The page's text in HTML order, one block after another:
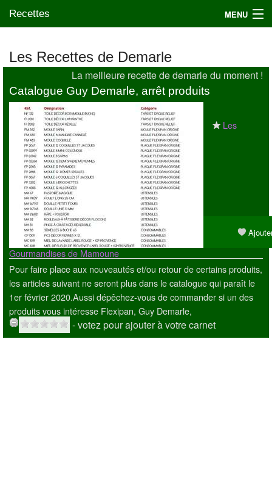
Recettes MENU
Mes blogs préférés
Les Recettes de Demarle
La meilleure recette de demarle du moment !
Catalogue Guy Demarle, arrêt produits
Les
Gourmandises de Mamoune
Pour faire place aux nouveautés et/ou retour de certains produits,
les articles suivant ne seront plus dans le catalogue qui paraît le
1er février 2020.Aussi dépêchez-vous de commander si un des
produits vous intéresse Flexipan, Guy Demarle,
- votez pour ajouter à votre carnet